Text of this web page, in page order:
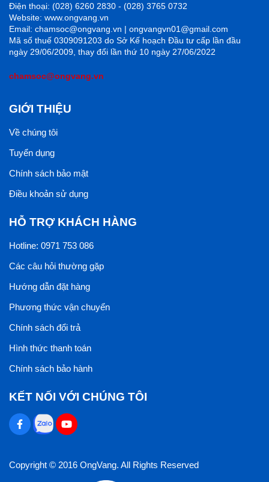
Điện thoại: (028) 6260 2830 - (028) 3765 0732
Website: www.ongvang.vn
Email: chamsoc@ongvang.vn | ongvangvn01@gmail.com
Mã số thuế 0309091203 do Sở Kế hoạch Đầu tư cấp lần đầu
ngày 29/06/2009, thay đổi lần thứ 10 ngày 27/06/2022
chamsoc@ongvang.vn
GIỚI THIỆU
Về chúng tôi
Tuyển dụng
Chính sách bảo mật
Điều khoản sử dụng
HỖ TRỢ KHÁCH HÀNG
Hotline: 0971 753 086
Các câu hỏi thường gặp
Hướng dẫn đặt hàng
Phương thức vận chuyển
Chính sách đổi trả
Hình thức thanh toán
Chính sách bảo hành
KẾT NỐI VỚI CHÚNG TÔI
Copyright © 2016 OngVang. All Rights Reserved